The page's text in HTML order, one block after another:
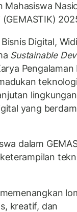
Mahasiswa
Digital,
Sustainable
Pengalaman
yang
dalam
kreatif, dan